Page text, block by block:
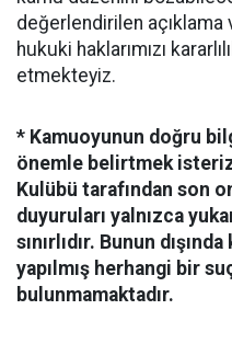
değerlendirilen açıklama
hukuki haklarımızı
etmekteyiz.
* Kamuoyunun doğru
önemle belirtmek
Kulübü tarafından son
duyuruları yalnızca
sınırlıdır. Bunun
yapılmış herhangi bir
bulunmamaktadır.